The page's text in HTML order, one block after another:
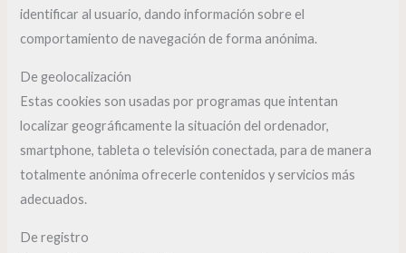
identificar al usuario, dando información sobre el
comportamiento de navegación de forma anónima.
De geolocalización
Estas cookies son usadas por programas que intentan
localizar geográficamente la situación del ordenador,
smartphone, tableta o televisión conectada, para de manera
totalmente anónima ofrecerle contenidos y servicios más
adecuados.
De registro